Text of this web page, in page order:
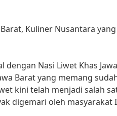
Barat, Kuliner Nusantara
dengan Nasi Liwet Khas
Barat yang memang
kini telah menjadi salah
digemari oleh masyarakat